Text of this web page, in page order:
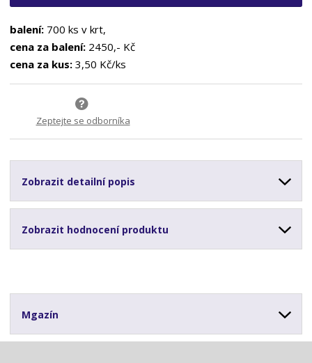
O
2
O
P
balení: 700 ks v krt,
cena za balení: 2450,- Kč
cena za kus: 3,50 Kč/ks
Zeptejte se odborníka
Zobrazit detailní popis
Zobrazit hodnocení produktu
Mgazín